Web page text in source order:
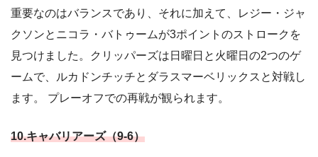
重要なのはバランスであり、それに加えて、レジー・ジャ
クソンとニコラ・バトゥームが3ポイントのストロークを
見つけました。クリッパーズは日曜日と火曜日の2つのゲ
ームで、ルカドンチッチとダラスマーベリックスと対戦し
ます。 プレーオフでの再戦が観られます。
10.キャバリアーズ（9-6）